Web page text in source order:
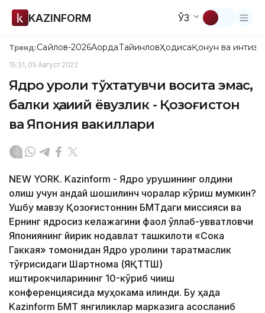
KAZINFORM ЎЗ
Тренд:Сайлов-2026АқордаТайинловҲодисаҚонун ва
15:31, 05 Август 2022
Ядро қуроли тўхтатувчи восита эмас,
балки ҳақиқий ёвузлик - Қозоғистон
ва Япония вакиллари
NEW YORK. Kazinform - Ядро урушининг олдини
олиш учун қандай шошилинч чоралар кўриш мумкин?
Ушбу мавзу Қозоғистоннин БМТдаги миссияси ва
Ернинг ядросиз келажагини фаол қўллаб-қувватловчи
Япониянинг йирик нодавлат ташкилоти «Сока
Гаккая» томонидан Ядро қуролини тарқатмаслик
тўғрисидаги Шартнома (ЯҚТТШ)
иштирокчиларининг 10-кўриб чиқиш
конференциясида муҳокама қилинди. Бу ҳақда
Kazinform БМТ янгиликлар марказига асосланиб